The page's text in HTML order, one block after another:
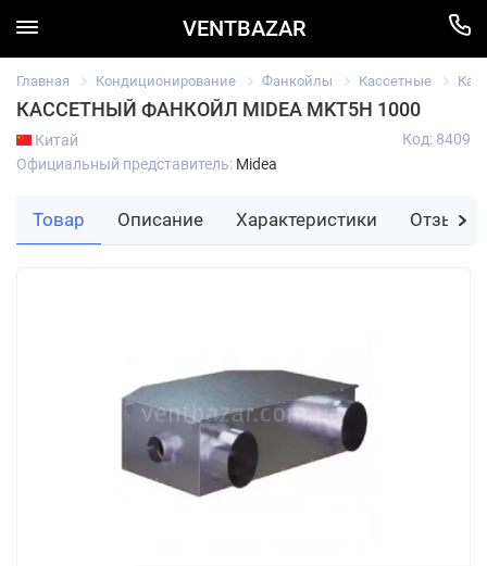
VENTBAZAR
Главная Кондиционирование Фанкойлы Кассетные
КАССЕТНЫЙ ФАНКОЙЛ MIDEA MKT5H 1000
Китай
Официальный представитель: Midea
Код: 8409
Товар Описание Характеристики Отзывы